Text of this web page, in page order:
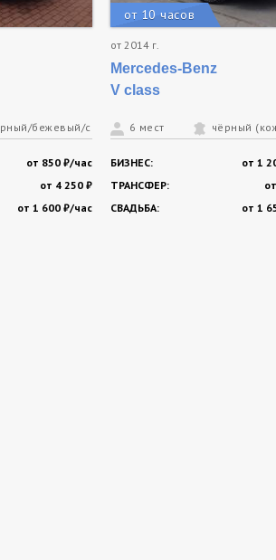
бежевый/серый
от 850 ₽/час
от 4 250 ₽
от 1 600 ₽/час
от 10 часов
от 2014 г.
Mercedes-Benz
V class
6 мест чёрный
БИЗНЕС:
от 1
ТРАНСФЕР:
СВАДЬБА:
от 1